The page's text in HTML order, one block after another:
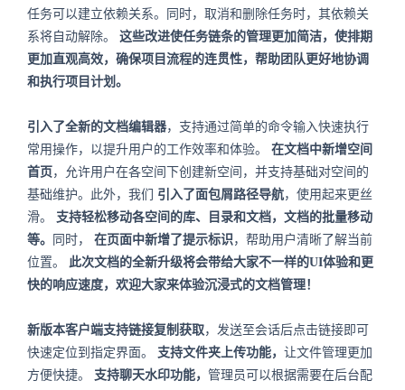
任务可以建立依赖关系。同时，取消和删除任务时，其依赖关
系将自动解除。 这些改进使任务链条的管理更加简洁，使排期
更加直观高效，确保项目流程的连贯性，帮助团队更好地协调
和执行项目计划。
引入了全新的文档编辑器，支持通过简单的命令输入快速执行
常用操作，以提升用户的工作效率和体验。 在文档中新增空间
首页 ，允许用户在各空间下创建新空间，并支持基础对空间的
基础维护。此外，我们 引入了面包屑路径导航，使用起来更丝
滑。 支持轻松移动各空间的库、目录和文档，文档的批量移动
等。
同时， 在页面中新增了提示标识，帮助用户清晰了解当前
位置。 此次文档的全新升级将会带给大家不一样的UI体验和更
快的响应速度，欢迎大家来体验沉浸式的文档管理！
新版本客户端支持链接复制获取，发送至会话后点击链接即可
快速定位到指定界面。 支持文件夹上传功能， 让文件管理更加
方便快捷。 支持聊天水印功能， 管理员可以根据需要在后台配